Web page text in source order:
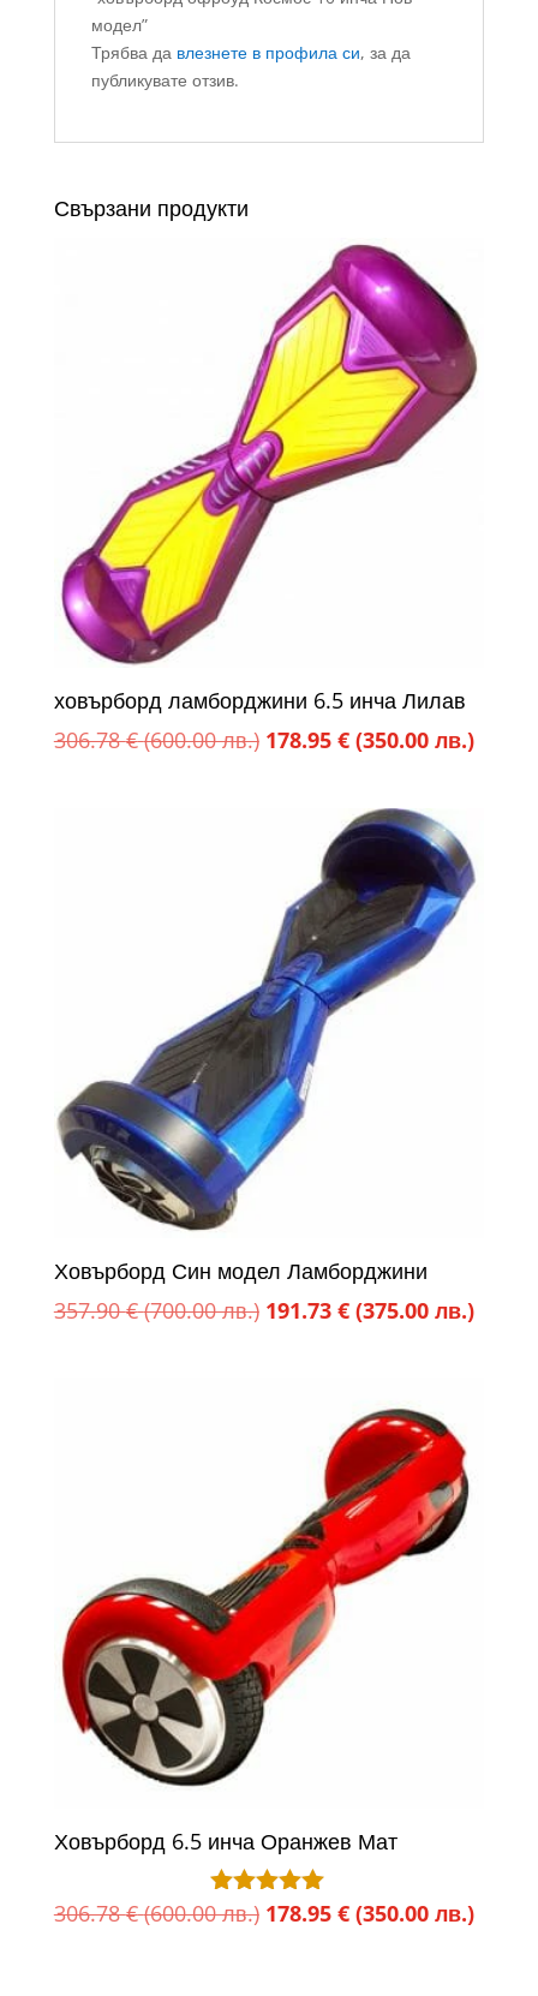
модел”
Трябва да влезнете в профила си, за да
публикувате отзив.
Свързани продукти
ховърборд ламборджини 6.5 инча Лилав
306.78€ (600.00 лв.) Original
306.78 €
(600.00
лв.).
178.95 € (350.00 лв.)
Ховърборд Син модел Ламборджини
357.90€ (700.00 лв.) Original
(700.00
191.73 € (375.00 лв.)
Ховърборд 6.5 инча Оранжев Мат
Оценено с
306.78€ (600.00 лв.) Original
178.95 € (350.00 лв.)